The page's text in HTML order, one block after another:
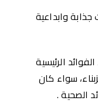
وابداعية
الرئيسية
سواء كان
الصحية .